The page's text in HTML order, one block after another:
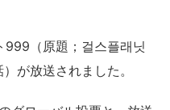
999（原題；걸스플래닛
が放送されました。